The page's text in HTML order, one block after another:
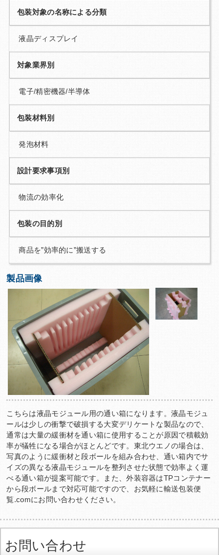
包装対象の名称による分類
液晶ディスプレイ
対象業界別
電子/精密機器/半導体
包装材料別
発泡材料
設計要求事項別
物流の効率化
包装の目的別
商品を”効率的に”搬送する
製品画像
こちらは液晶モジュール用の通い箱になります。液晶モジュ
ールは少しの衝撃で破損する大変デリケートな製品なので、
通常は大量の緩衝材を通い箱に使用することが原因で積載効
率が犠牲になる場合がほとんどです。東北ウエノの場合は、
写真のように緩衝材と段ボールを組み合わせ、通い箱内でサ
イズの異なる液晶モジュールを整列させた状態で効率よく運
べる通い箱が提案可能です。また、外装容器はTPコンテナー
から段ボールまで対応可能ですので、お気軽に輸送包装便
覧.comにお問い合わせください。
お問い合わせ